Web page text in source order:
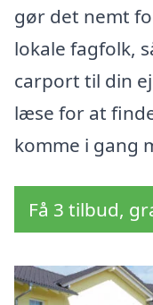
gør det nemt
lokale fagfolk,
carport til din
læse for at
komme i gang
Få 3 tilbud,